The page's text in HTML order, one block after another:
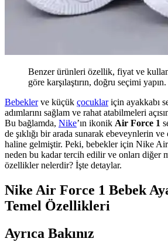
Benzer ürünleri özellik, fiyat ve
göre karşılaştırın, doğru seçimi yapın.
Bebeklerve küçük çocuklariçin ayakkabı
adımlarını sağlam ve rahat atabilmeleri
Bu bağlamda, Nike’ın ikonik Air Force 1
de şıklığı bir arada sunarak ebeveynlerin
haline gelmiştir. Peki, bebekler için Nike
neden bu kadar tercih edilir ve onları diğer
özellikler nelerdir? İşte detaylar.
Nike Air Force 1 Bebek
Temel Özellikleri
Ayrıca Bakınız